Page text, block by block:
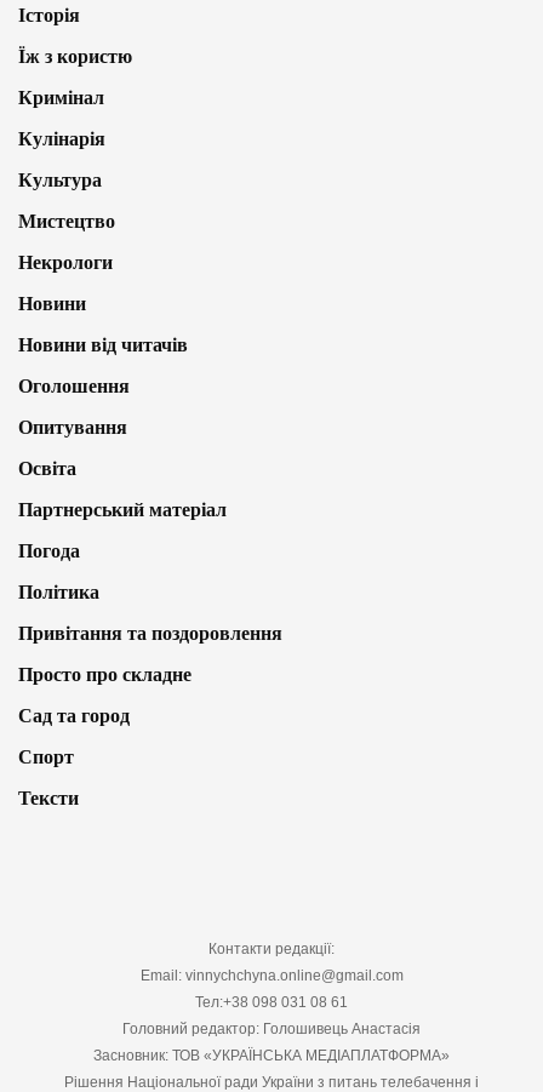
Історія
Їж з користю
Кримінал
Кулінарія
Культура
Мистецтво
Некрологи
Новини
Новини від читачів
Оголошення
Опитування
Освіта
Партнерський матеріал
Погода
Політика
Привітання та поздоровлення
Просто про складне
Сад та город
Спорт
Тексти
Контакти редакції:
Email: vinnychchyna.online@gmail.com
Тел:+38 098 031 08 61
Головний редактор: Голошивець Анастасія
Засновник: ТОВ «УКРАЇНСЬКА МЕДІАПЛАТФОРМА»
Рішення Національної ради України з питань телебачення і